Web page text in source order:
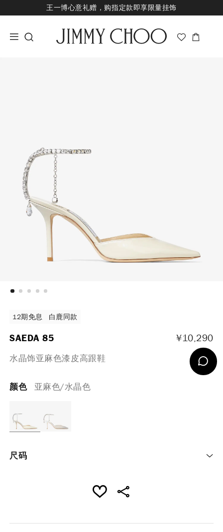
王一博心意礼赠，购指定款即享限量挂饰
新品上市，尊享至高24期免息
12期免息 白鹿同款
SAEDA 85 ¥10,290
水晶饰亚麻色漆皮高跟鞋
颜色 亚麻色/水晶色
尺码